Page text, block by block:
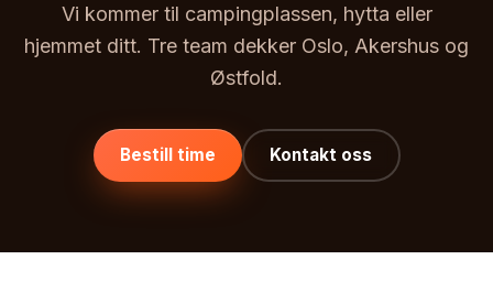
Vi kommer til campingplassen, hytta eller
hjemmet ditt. Tre team dekker Oslo, Akershus og
Østfold.
Bestill time Kontakt oss